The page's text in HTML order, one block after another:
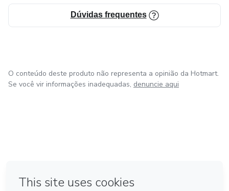
Dúvidas frequentes
O conteúdo deste produto não representa a opinião da Hotmart.
Se você vir informações inadequadas, denuncie aqui
Feito com ❤ na Cidade do México